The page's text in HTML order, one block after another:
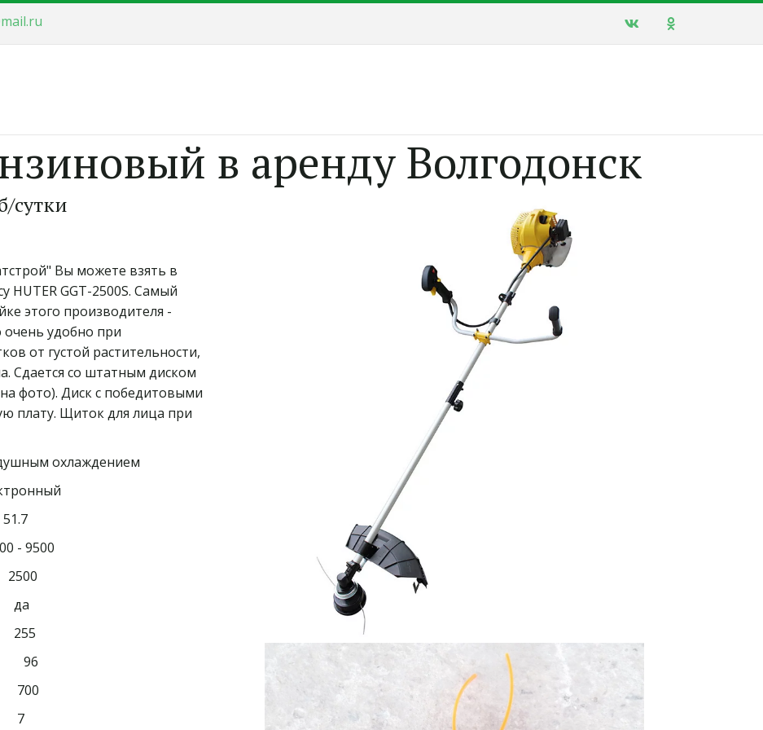
в аренду Волгодонск
сутки
Вы можете взять в
GGT-2500S. Самый
этого производителя -
очень удобно при
от густой растительности,
Сдается со штатным диском
фото). Диск с победитовыми
плату. Щиток для лица при
охлаждением
51.7
- 9500
2500
да
255
96
700
7